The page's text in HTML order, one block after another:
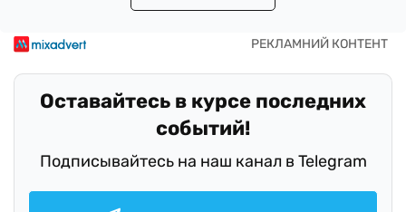
Оставайтесь в курсе последних
событий!
Подписывайтесь на наш канал в Telegram